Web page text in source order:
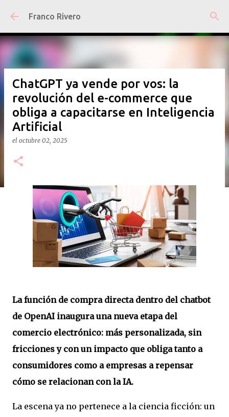
Ir al contenido principal
Franco Rivero
ChatGPT ya vende por vos: la
revolución del e-commerce que
obliga a capacitarse en Inteligencia
Artificial
el octubre 02, 2025
La función de compra directa dentro del chatbot
de OpenAI inaugura una nueva etapa del
comercio electrónico: más personalizada, sin
fricciones y con un impacto que obliga tanto a
consumidores como a empresas a repensar
cómo se relacionan con la IA.
La escena ya no pertenece a la ciencia ficción: un